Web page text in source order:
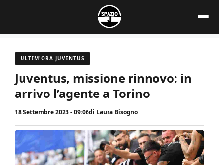
contenuto
ULTIM'ORA JUVENTUS
Juventus, missione rinnovo: in
arrivo l’agente a Torino
18 Settembre 2023 - 09:06di Laura Bisogno